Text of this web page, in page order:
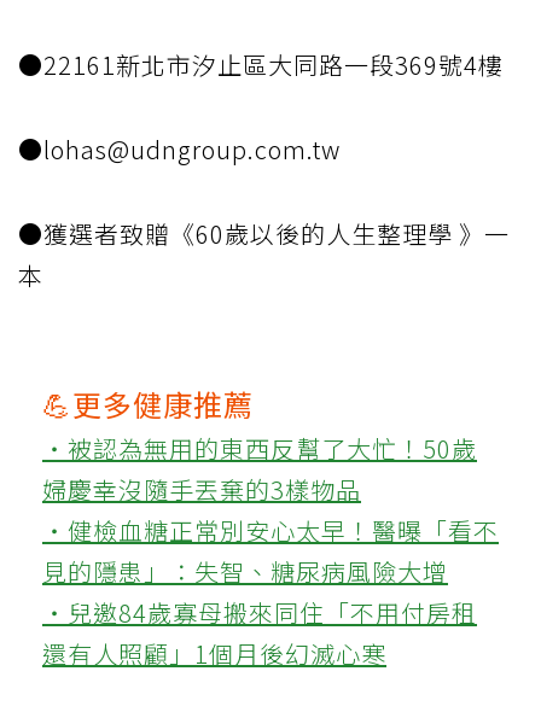
●22161新北市汐止區大同路一段369號4樓
●lohas@udngroup.com.tw
●獲選者致贈《60歲以後的人生整理學 》一
本
💪更多健康推薦
‧被認為無用的東西反幫了大忙！50歲
婦慶幸沒隨手丟棄的3樣物品
‧健檢血糖正常別安心太早！醫曝「看不
見的隱患」：失智、糖尿病風險大增
‧兒邀84歲寡母搬來同住「不用付房租
還有人照顧」1個月後幻滅心寒